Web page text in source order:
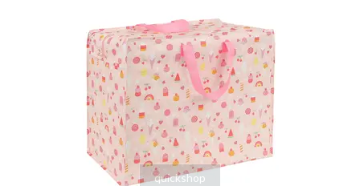
quickshop